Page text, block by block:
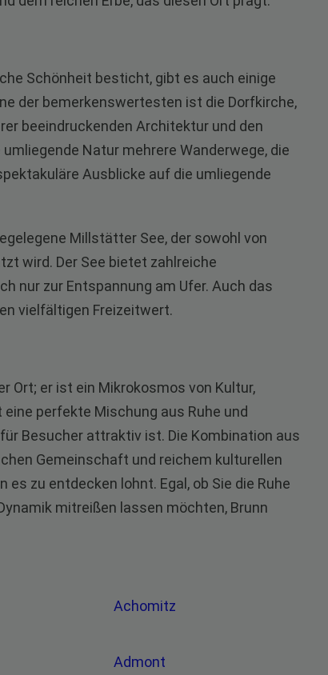
Schönheit besticht, gibt es auch einige
der bemerkenswertesten ist die Dorfkirche,
beeindruckenden Architektur und den
Natur mehrere Wanderwege, die
Ausblicke auf die umliegende
Millstätter See, der sowohl von
wird. Der See bietet zahlreiche
nur zur Entspannung am Ufer. Auch das
vielfältigen Freizeitwert.
Ort; er ist ein Mikrokosmos von Kultur,
perfekte Mischung aus Ruhe und
Besucher attraktiv ist. Die Kombination aus
Gemeinschaft und reichem kulturellen
es zu entdecken lohnt. Egal, ob Sie die Ruhe
mitreißen lassen möchten, Brunn
Achomitz
Admont